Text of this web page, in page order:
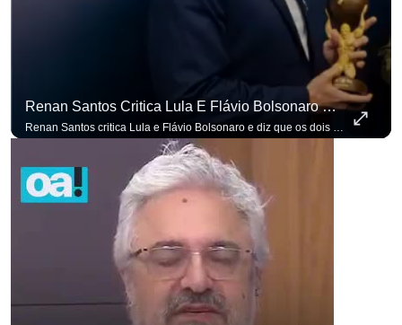
Renan Santos Critica Lula E Flávio Bolsonaro E Diz Que Os Dois São Lados Da Mesma Moeda.
Renan Santos critica Lula e Flávio Bolsonaro e diz que os dois são lados da mesma moeda. #OAntagonista Se você busca informação com credibilidade, inscreva-se agora e ative o